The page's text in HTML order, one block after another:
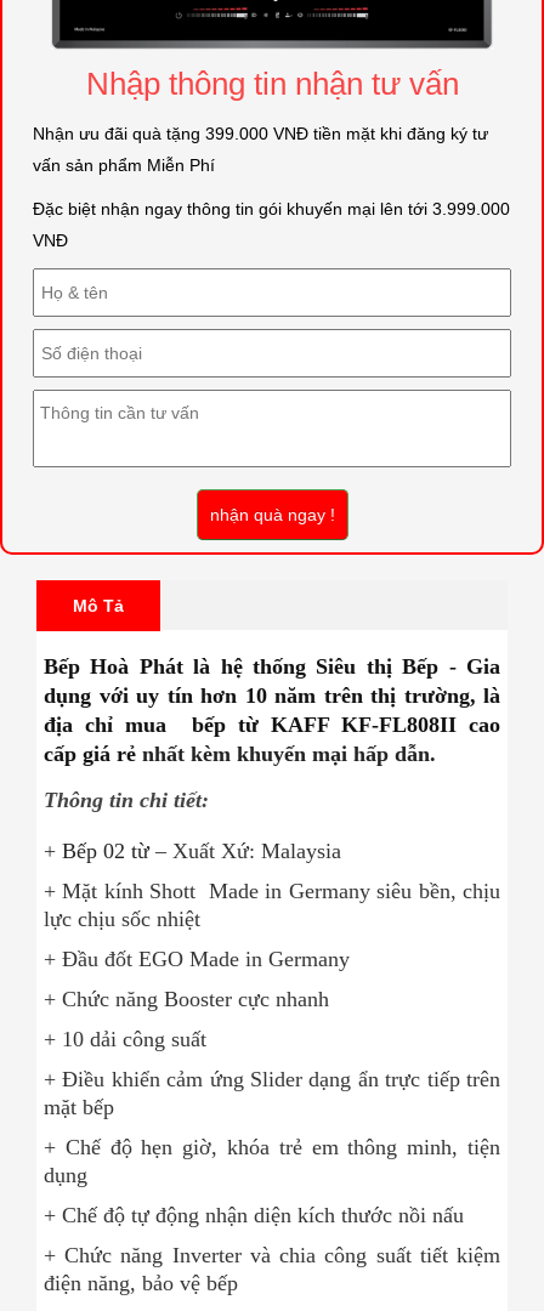
Nhập thông tin nhận tư vấn
Nhận ưu đãi quà tặng 399.000 VNĐ tiền mặt khi đăng ký tư
vấn sản phẩm Miễn Phí
Đặc biệt nhận ngay thông tin gói khuyến mại lên tới 3.999.000
VNĐ
nhận quà ngay !
Mô Tả
Bếp Hoà Phát là hệ thống Siêu thị Bếp - Gia
dụng với uy tín hơn 10 năm trên thị trường, là
địa chỉ mua bếp từ KAFF KF-FL808II cao
cấp giá rẻ nhất kèm khuyến mại hấp dẫn.
Thông tin chi tiết:
+ Bếp 02 từ – Xuất Xứ: Malaysia
+ Mặt kính Shott Made in Germany siêu bền, chịu
lực chịu sốc nhiệt
+ Đầu đốt EGO Made in Germany
+ Chức năng Booster cực nhanh
+ 10 dải công suất
+ Điều khiển cảm ứng Slider dạng ẩn trực tiếp trên
mặt bếp
+ Chế độ hẹn giờ, khóa trẻ em thông minh, tiện
dụng
+ Chế độ tự động nhận diện kích thước nồi nấu
+ Chức năng Inverter và chia công suất tiết kiệm
điện năng, bảo vệ bếp